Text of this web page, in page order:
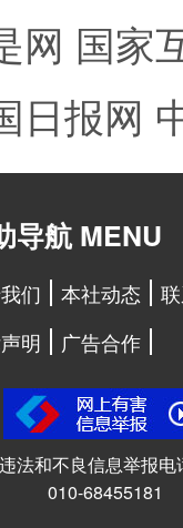
网 国家
日报网
导航 MENU
们 本社动态
明
广告合作
违法和不良信息举报电
010-68455181